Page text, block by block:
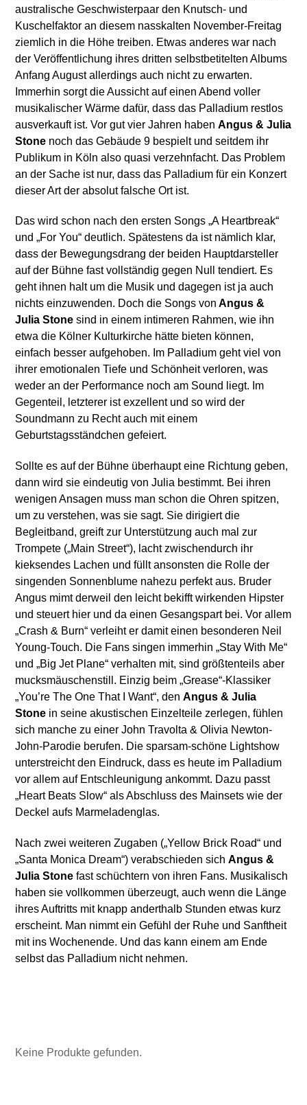
australische Geschwisterpaar den Knutsch- und
Kuschelfaktor an diesem nasskalten November-Freitag
ziemlich in die Höhe treiben. Etwas anderes war nach
der Veröffentlichung ihres dritten selbstbetitelten Albums
Anfang August allerdings auch nicht zu erwarten.
Immerhin sorgt die Aussicht auf einen Abend voller
musikalischer Wärme dafür, dass das Palladium restlos
ausverkauft ist. Vor gut vier Jahren habenAngus & Julia
Stone noch das Gebäude 9 bespielt und seitdem ihr
Publikum in Köln also quasi verzehnfacht. Das Problem
an der Sache ist nur, dass das Palladium für ein Konzert
dieser Art der absolut falsche Ort ist.
Das wird schon nach den ersten Songs „A Heartbreak“
und „For You“ deutlich. Spätestens da ist nämlich klar,
dass der Bewegungsdrang der beiden Hauptdarsteller
auf der Bühne fast vollständig gegen Null tendiert. Es
geht ihnen halt um die Musik und dagegen ist ja auch
nichts einzuwenden. Doch die Songs von Angus &
Julia Stone sind in einem intimeren Rahmen, wie ihn
etwa die Kölner Kulturkirche hätte bieten können,
einfach besser aufgehoben. Im Palladium geht viel von
ihrer emotionalen Tiefe und Schönheit verloren, was
weder an der Performance noch am Sound liegt. Im
Gegenteil, letzterer ist exzellent und so wird der
Soundmann zu Recht auch mit einem
Geburtstagsständchen gefeiert.
Sollte es auf der Bühne überhaupt eine Richtung geben,
dann wird sie eindeutig von Julia bestimmt. Bei ihren
wenigen Ansagen muss man schon die Ohren spitzen,
um zu verstehen, was sie sagt. Sie dirigiert die
Begleitband, greift zur Unterstützung auch mal zur
Trompete („Main Street“), lacht zwischendurch ihr
kieksendes Lachen und füllt ansonsten die Rolle der
singenden Sonnenblume nahezu perfekt aus. Bruder
Angus mimt derweil den leicht bekifft wirkenden Hipster
und steuert hier und da einen Gesangspart bei. Vor allem
„Crash & Burn“ verleiht er damit einen besonderen Neil
Young-Touch. Die Fans singen immerhin „Stay With Me“
und „Big Jet Plane“ verhalten mit, sind größtenteils aber
mucksmäuschenstill. Einzig beim „Grease“-Klassiker
„You’re The One That I Want“, denAngus & Julia
Stone in seine akustischen Einzelteile zerlegen, fühlen
sich manche zu einer John Travolta & Olivia Newton-
John-Parodie berufen. Die sparsam-schöne Lightshow
unterstreicht den Eindruck, dass es heute im Palladium
vor allem auf Entschleunigung ankommt. Dazu passt
„Heart Beats Slow“ als Abschluss des Mainsets wie der
Deckel aufs Marmeladenglas.
Nach zwei weiteren Zugaben („Yellow Brick Road“ und
„Santa Monica Dream“) verabschieden sichAngus &
Julia Stone fast schüchtern von ihren Fans. Musikalisch
haben sie vollkommen überzeugt, auch wenn die Länge
ihres Auftritts mit knapp anderthalb Stunden etwas kurz
erscheint. Man nimmt ein Gefühl der Ruhe und Sanftheit
mit ins Wochenende. Und das kann einem am Ende
selbst das Palladium nicht nehmen.
Keine Produkte gefunden.